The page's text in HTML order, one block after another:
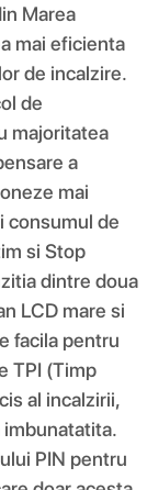
Marea
mai eficienta
de incalzire.
de
majoritatea
a
mai
consumul de
si Stop
dintre doua
LCD mare si
facila pentru
TPI (Timp
al incalzirii,
PIN pentru